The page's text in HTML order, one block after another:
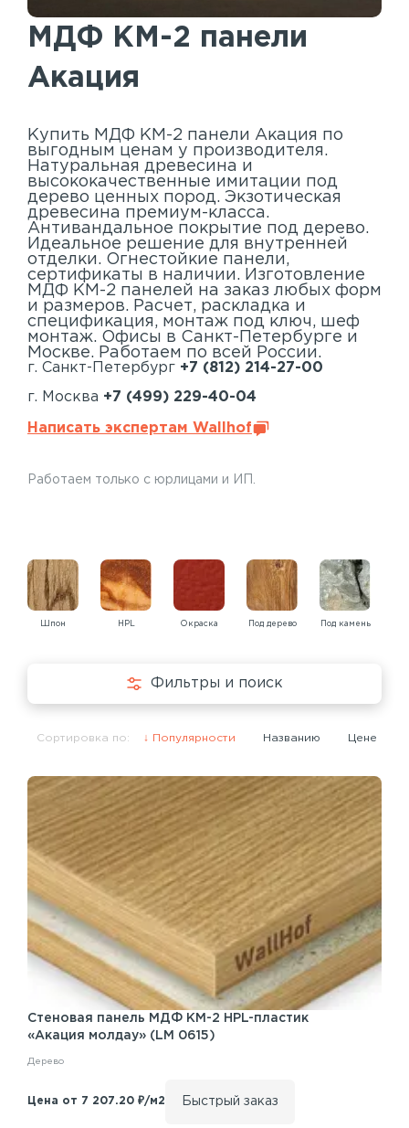
Акустические панели
Реечный потолок
Индивидуальные решения
МДФ КМ-2 панели
Акация
Купить МДФ КМ-2 панели Акация по
выгодным ценам у производителя.
Натуральная древесина и
высококачественные имитации под
дерево ценных пород. Экзотическая
древесина премиум-класса.
Антивандальное покрытие под дерево.
Идеальное решение для внутренней
отделки. Огнестойкие панели,
сертификаты в наличии. Изготовление
МДФ КМ-2 панелей на заказ любых форм
и размеров. Расчет, раскладка и
спецификация, монтаж под ключ, шеф
монтаж. Офисы в Санкт-Петербурге и
Москве. Работаем по всей России.
г. Санкт-Петербург +7 (812) 214-27-00
г. Москва +7 (499) 229-40-04
Написать экспертам Wallhof
Работаем только с юрлицами и ИП.
Шпон HPL Окраска Под дерево Под камень
Фильтры и поиск
Сортировка по: Популярности Названию Цене
Стеновая панель МДФ КМ-2 HPL-пластик
«Акация молдау» (LM 0615)
Дерево
Цена от 7 207.20 ₽/м2 Быстрый заказ